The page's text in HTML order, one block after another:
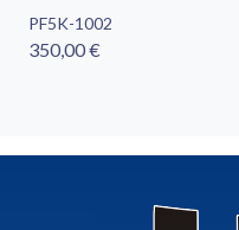
PF5K-1002
350,00 €